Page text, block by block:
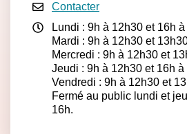
Contacter
Lundi : 9h à 12h30 et 16h
Mardi : 9h à 12h30 et
Mercredi : 9h à 12h30 et
Jeudi : 9h à 12h30 et 16h
Vendredi : 9h à 12h30 et
Fermé au public lundi et
16h.